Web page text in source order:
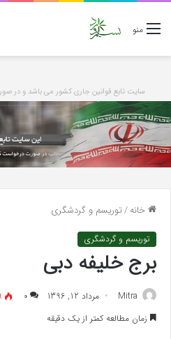
منو
سایت تابع قوانین جاری کشور می باشد و
خانه/توریسم و گردشگری
توریسم و گردشگری
برج خلیفه دبی
Mitra مرداد 12, 1396 ۰
زمان مطالعه کمتر از یک دقیقه